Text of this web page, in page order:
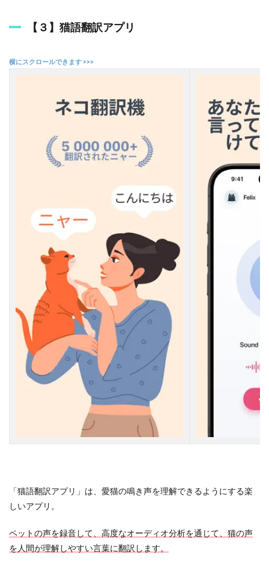
【３】猫語翻訳アプリ
「猫語翻訳アプリ」は、愛猫の鳴き声を理解できるようにする楽
しいアプリ。
ペットの声を録音して、高度なオーディオ分析を通じて、猫の声
を人間が理解しやすい言葉に翻訳します。